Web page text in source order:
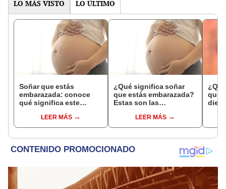
LO MÁS VISTO LO ÚLTIMO
Soñar que estás
embarazada: conoce
qué significa este
LEER MÁS
¿Qué significa soñar
que estás embarazada?
Estas son las
comunesLEER MÁS
que